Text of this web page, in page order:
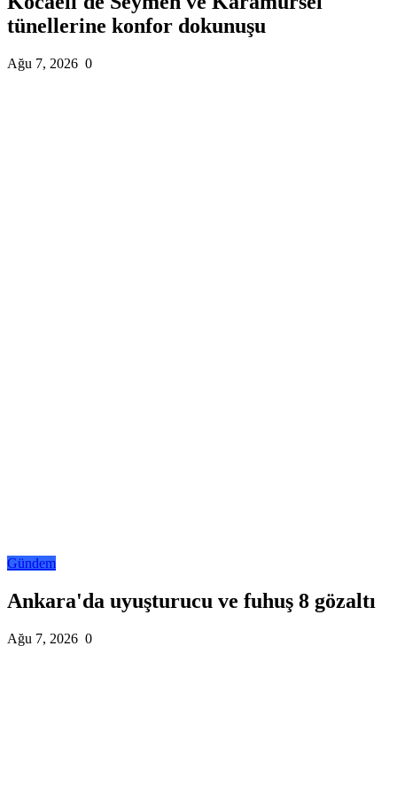
tünellerine konfor dokunuşu
Ağu 7, 2026 0
Gündem
Ankara'da uyuşturucu ve fuhuş 8 gözaltı
Ağu 7, 2026 0